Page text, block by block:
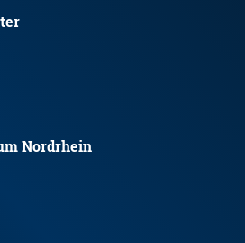
Nordrhein